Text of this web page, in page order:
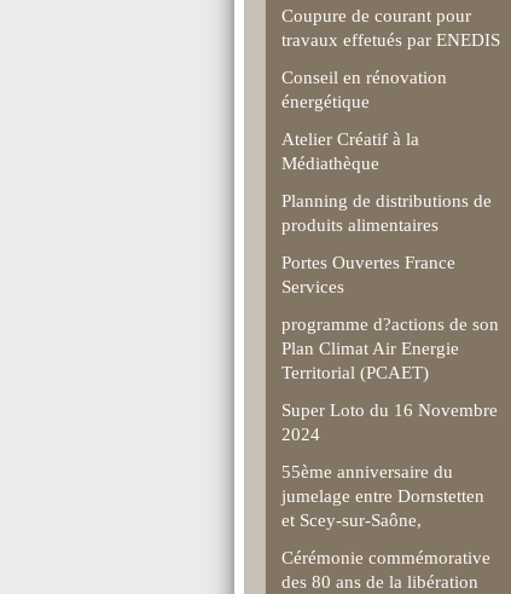
Coupure de courant pour
travaux effetués par ENEDIS
Conseil en rénovation
énergétique
Atelier Créatif à la
Médiathèque
Planning de distributions de
produits alimentaires
Portes Ouvertes France
Services
programme d?actions de son
Plan Climat Air Energie
Territorial (PCAET)
Super Loto du 16 Novembre
2024
55ème anniversaire du
jumelage entre Dornstetten
et Scey-sur-Saône,
Cérémonie commémorative
des 80 ans de la libération